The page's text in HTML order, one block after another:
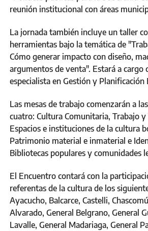
reunión institucional con áreas
La jornada también incluye un taller
herramientas bajo la temática de
Cómo generar impacto con diseño,
argumentos de venta". Estará a cargo
especialista en Gestión y Planificación
Las mesas de trabajo comenzarán a
cuatro: Cultura Comunitaria, Trabajo
Espacios e instituciones de la cultura
Patrimonio material e inmaterial e
Bibliotecas populares y comunidades
El Encuentro contará con la
referentas de la cultura de los
Ayacucho, Balcarce, Castelli,
Alvarado, General Belgrano, General
Lavalle, General Madariaga, General